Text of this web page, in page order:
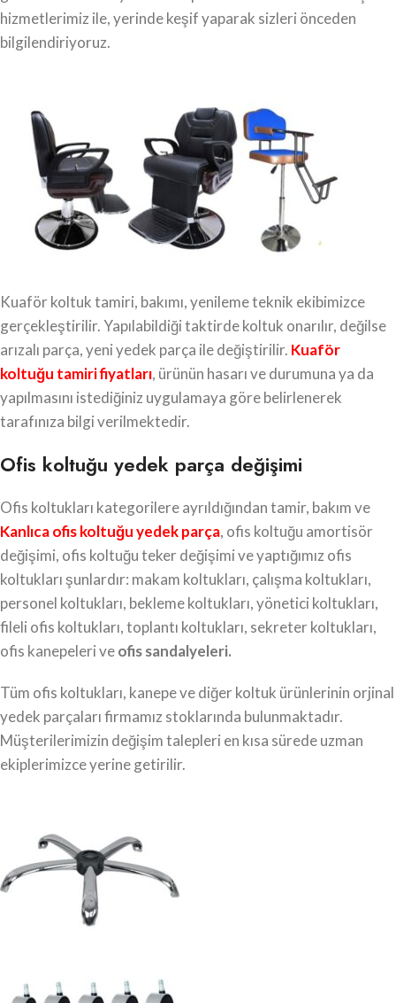
hizmetlerimiz ile, yerinde keşif yaparak sizleri önceden
bilgilendiriyoruz.
Kuaför koltuk tamiri, bakımı, yenileme teknik ekibimizce
gerçekleştirilir. Yapılabildiği taktirde koltuk onarılır, değilse
arızalı parça, yeni yedek parça ile değiştirilir. Kuaför
koltuğu tamiri fiyatları, ürünün hasarı ve durumuna ya da
yapılmasını istediğiniz uygulamaya göre belirlenerek
tarafınıza bilgi verilmektedir.
Ofis koltuğu yedek parça değişimi
Ofis koltukları kategorilere ayrıldığından tamir, bakım ve
Kanlıca ofis koltuğu yedek parça, ofis koltuğu amortisör
değişimi, ofis koltuğu teker değişimi ve yaptığımız ofis
koltukları şunlardır: makam koltukları, çalışma koltukları,
personel koltukları, bekleme koltukları, yönetici koltukları,
fileli ofis koltukları, toplantı koltukları, sekreter koltukları,
ofis kanepeleri veofis sandalyeleri.
Tüm ofis koltukları, kanepe ve diğer koltuk ürünlerinin orjinal
yedek parçaları firmamız stoklarında bulunmaktadır.
Müşterilerimizin değişim talepleri en kısa sürede uzman
ekiplerimizce yerine getirilir.